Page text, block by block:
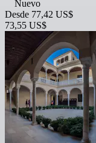
Nuevo
Desde 77,42 US$
73,55 US$